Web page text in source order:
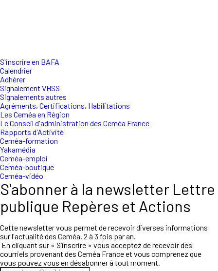
S'inscrire en BAFA
Calendrier
Adhérer
Signalement VHSS
Signalements autres
Agréments, Certifications, Habilitations
Les Ceméa en Région
Le Conseil d'administration des Ceméa France
Rapports d'Activité
Ceméa-formation
Yakamédia
Ceméa-emploi
Ceméa-boutique
Ceméa-vidéo
S'abonner à la newsletter Lettre
publique Repères et Actions
Cette newsletter vous permet de recevoir diverses informations
sur l'actualité des Ceméa, 2 à 3 fois par an.
En cliquant sur « S’inscrire » vous acceptez de recevoir des
courriels provenant des Ceméa France et vous comprenez que
vous pouvez vous en désabonner à tout moment.